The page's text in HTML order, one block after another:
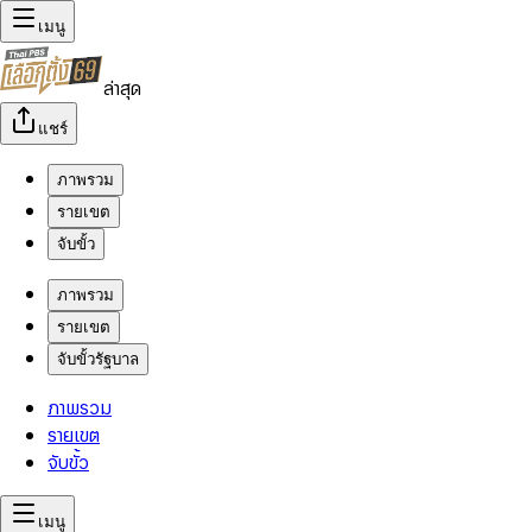
เมนู
ล่าสุด
แชร์
ภาพรวม
รายเขต
จับขั้ว
ภาพรวม
รายเขต
จับขั้วรัฐบาล
ภาพรวม
รายเขต
จับขั้ว
เมนู